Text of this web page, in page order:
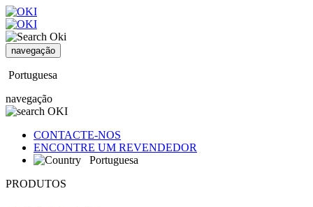
navegação
Portuguesa
navegação
CONTACTE-NOS
ENCONTRE UM REVENDEDOR
Portuguesa
PRODUTOS